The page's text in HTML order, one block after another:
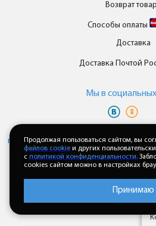
Возврат
Способы оплаты
Доставка
Доставка Почтой
Мы в
персональных данныхи
когда оставляете свои данные в
сайте
Продолжая пользоваться сайтом, вы
файлов cookie и других
с политикой конфиденциальности.
cookies сайтом можно в настройках
Принимаю